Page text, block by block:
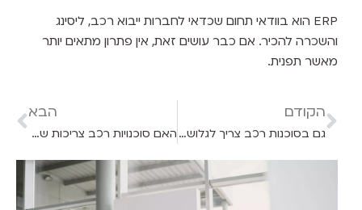
ERP הוא בוודאי תחום שכדאי לחברות ייבוא רכב, ליסינג
והשכרה להכיר. אם כבר עושים זאת, אין פתרון מתאים יותר
מאשר תפנית.
הקודם
גם בסוכנות רכב צריך לגלוש באינטרנט: ספק האינטרנט שלכם יעשה את כל ההבדל בחוויית הגלישה
הבא
האם סוכנויות רכב צריכות שרת VPS?